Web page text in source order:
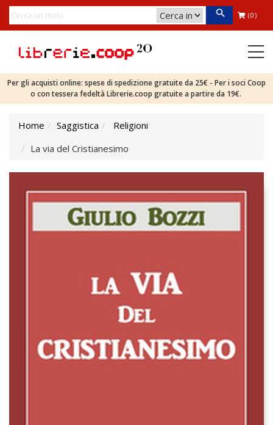
(0)
Per gli acquisti online: spese di spedizione gratuite da 25€ - Per i soci Coop
o con tessera fedeltà Librerie.coop gratuite a partire da 19€.
Home Saggistica
Religioni
La via del Cristianesimo